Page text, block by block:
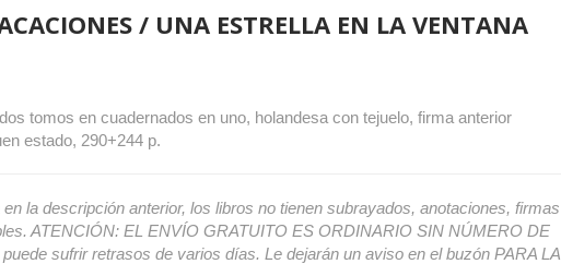
/ UNA ESTRELLA EN LA VENTANA
tomos en cuadernados en uno, holandesa con tejuelo, firma anterior
estado, 290+244 p.
la descripción anterior, los libros no tienen subrayados, anotaciones, firmas
ATENCIÓN: EL ENVÍO GRATUITO ES ORDINARIO SIN NÚMERO DE
sufrir retrasos de varios días. Le dejarán un aviso en el buzón PARA LA